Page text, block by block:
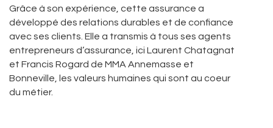
Grâce à son expérience, cette assurance a
développé des relations durables et de confiance
avec ses clients. Elle a transmis à tous ses agents
entrepreneurs d’assurance, ici Laurent Chatagnat
et Francis Rogard de MMA Annemasse et
Bonneville, les valeurs humaines qui sont au coeur
du métier.